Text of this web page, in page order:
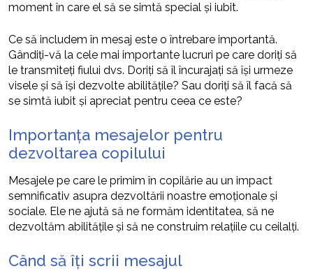
moment în care el să se simtă special și iubit.
Ce să includem în mesaj este o întrebare importantă.
Gândiți-vă la cele mai importante lucruri pe care doriți să
le transmiteți fiului dvs. Doriți să îl încurajați să își urmeze
visele și să își dezvolte abilitățile? Sau doriți să îl facă să
se simtă iubit și apreciat pentru ceea ce este?
Importanța mesajelor pentru
dezvoltarea copilului
Mesajele pe care le primim în copilărie au un impact
semnificativ asupra dezvoltării noastre emoționale și
sociale. Ele ne ajută să ne formăm identitatea, să ne
dezvoltăm abilitățile și să ne construim relațiile cu ceilalți.
Când să îți scrii mesajul